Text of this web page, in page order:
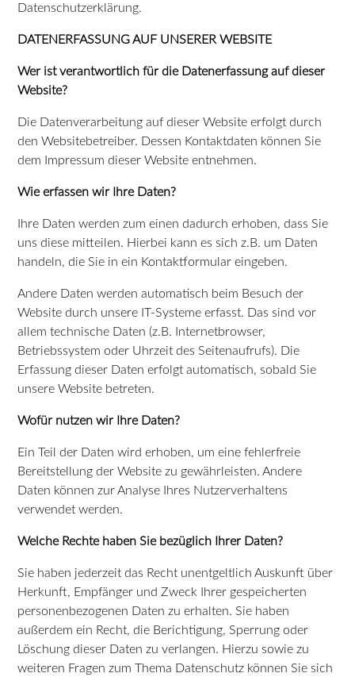
Datenschutzerklärung.
DATENERFASSUNG AUF UNSERER WEBSITE
Wer ist verantwortlich für die Datenerfassung auf dieser
Website?
Die Datenverarbeitung auf dieser Website erfolgt durch
den Websitebetreiber. Dessen Kontaktdaten können Sie
dem Impressum dieser Website entnehmen.
Wie erfassen wir Ihre Daten?
Ihre Daten werden zum einen dadurch erhoben, dass Sie
uns diese mitteilen. Hierbei kann es sich z.B. um Daten
handeln, die Sie in ein Kontaktformular eingeben.
Andere Daten werden automatisch beim Besuch der
Website durch unsere IT-Systeme erfasst. Das sind vor
allem technische Daten (z.B. Internetbrowser,
Betriebssystem oder Uhrzeit des Seitenaufrufs). Die
Erfassung dieser Daten erfolgt automatisch, sobald Sie
unsere Website betreten.
Wofür nutzen wir Ihre Daten?
Ein Teil der Daten wird erhoben, um eine fehlerfreie
Bereitstellung der Website zu gewährleisten. Andere
Daten können zur Analyse Ihres Nutzerverhaltens
verwendet werden.
Welche Rechte haben Sie bezüglich Ihrer Daten?
Sie haben jederzeit das Recht unentgeltlich Auskunft über
Herkunft, Empfänger und Zweck Ihrer gespeicherten
personenbezogenen Daten zu erhalten. Sie haben
außerdem ein Recht, die Berichtigung, Sperrung oder
Löschung dieser Daten zu verlangen. Hierzu sowie zu
weiteren Fragen zum Thema Datenschutz können Sie sich